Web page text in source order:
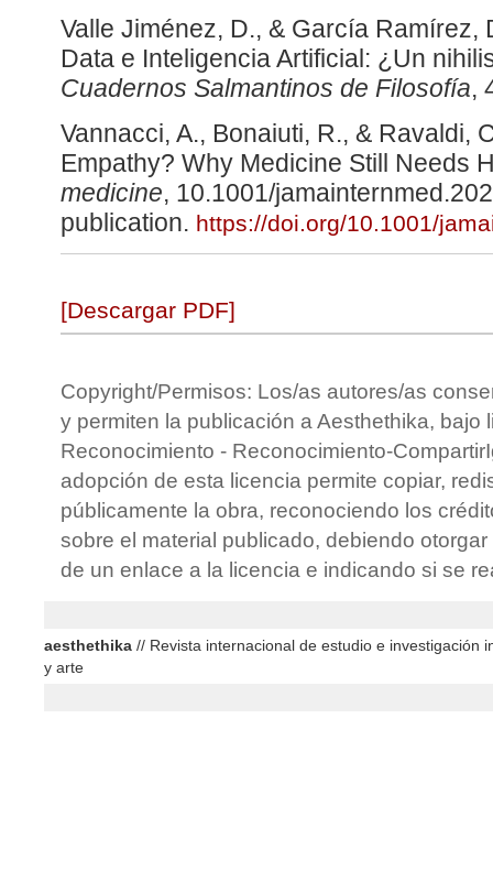
Valle Jiménez, D., & García Ramírez,
Data e Inteligencia Artificial: ¿Un
Cuadernos Salmantinos de Filosofía,
Vannacci, A., Bonaiuti, R., & Ravaldi,
Empathy? Why Medicine Still Needs
medicine, 10.1001/
publication. https://doi.org/10.1001/
[Descargar PDF]
Copyright/Permisos: Los/as autores/as
y permiten la publicación a Aesthethika, bajo
Reconocimiento - Reconocimiento-
adopción de esta licencia permite copiar,
públicamente la obra, reconociendo los
sobre el material publicado, debiendo
de un enlace a la licencia e indicando si se
aesthethika // Revista internacional de estudio e investigación
y arte